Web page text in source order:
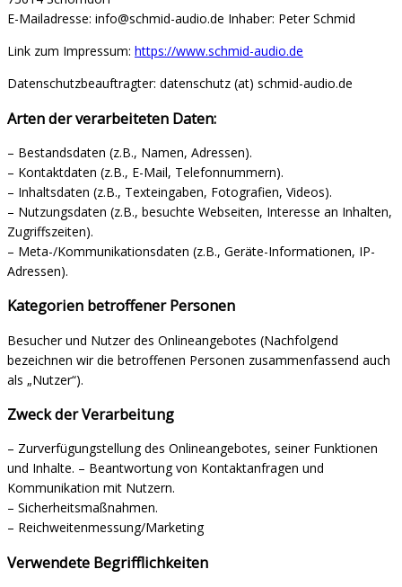
E-Mailadresse: info@schmid-audio.de Inhaber: Peter Schmid
Link zum Impressum: https://www.schmid-audio.de
Datenschutzbeauftragter: datenschutz (at) schmid-audio.de
Arten der verarbeiteten Daten:
– Bestandsdaten (z.B., Namen, Adressen).
– Kontaktdaten (z.B., E-Mail, Telefonnummern).
– Inhaltsdaten (z.B., Texteingaben, Fotografien, Videos).
– Nutzungsdaten (z.B., besuchte Webseiten, Interesse an Inhalten,
Zugriffszeiten).
– Meta-/Kommunikationsdaten (z.B., Geräte-Informationen, IP-
Adressen).
Kategorien betroffener Personen
Besucher und Nutzer des Onlineangebotes (Nachfolgend
bezeichnen wir die betroffenen Personen zusammenfassend auch
als „Nutzer“).
Zweck der Verarbeitung
– Zurverfügungstellung des Onlineangebotes, seiner Funktionen
und Inhalte. – Beantwortung von Kontaktanfragen und
Kommunikation mit Nutzern.
– Sicherheitsmaßnahmen.
– Reichweitenmessung/Marketing
Verwendete Begrifflichkeiten